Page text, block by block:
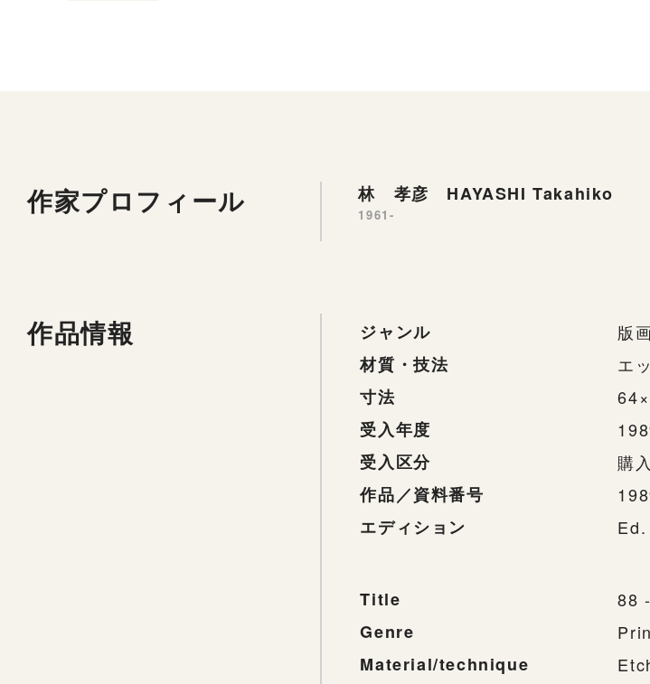
作家プロフィール 林 孝彦 HAYASHI Takahiko
1961-
作品情報 ジャンル
版
材質・技法
エ
寸法
受入年度
受入区分
購入
作品／資料番号
エディション
Ed.
Title
88
Genre
Material/technique